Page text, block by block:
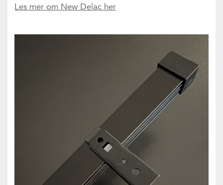
Les mer om New Delac her